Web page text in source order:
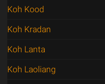
Koh Kood
Koh Kradan
Koh Lanta
Koh Laoliang